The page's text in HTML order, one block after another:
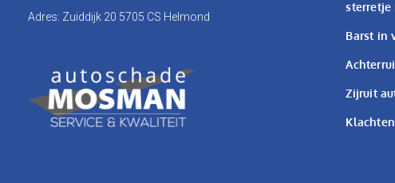
Adres: Zuiddijk 20 5705 CS Helmond
sterretje
Barst in
Zijruit
Klachten